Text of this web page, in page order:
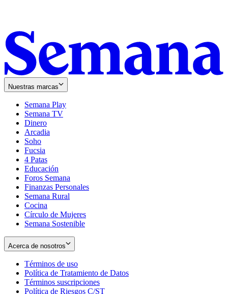
Nuestras marcas
Semana Play
Semana TV
Dinero
Arcadia
Soho
in
new
window
Fucsia
in
new
window
4 Patas
Educación
Foros Semana
Finanzas Personales
Semana Rural
Cocina
Círculo de Mujeres
Semana Sostenible
Acerca de nosotros
Términos de uso
in
new
window
Política de Tratamiento de Datos
Términos suscripciones
in
Política de Riesgos C/ST